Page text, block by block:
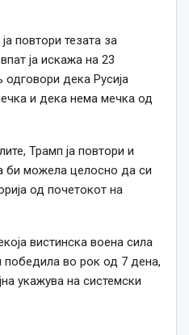
повтори тезата за
ја искажа на 23
дека Русија
и дека нема мечка од
Трамп ја повтори и
би можела целосно да си
од почетокот на
вистинска воена сила
победила во рок од 7 дена,
укажува на системски